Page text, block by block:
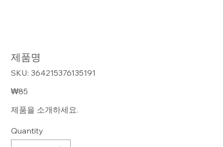
제품명
SKU: SKU
364215376135191
364215376135191
Price
₩85
제품을 소개하세요.
Quantity